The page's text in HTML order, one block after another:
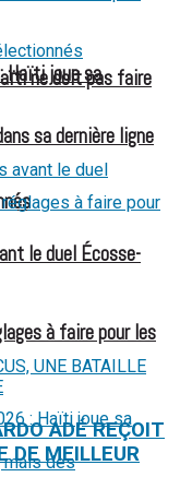
sa dernière ligne
Haïti joue sa
à faire pour les
ne doit pas faire
le duel Écosse-
ADÉ REÇOIT
DE MEILLEUR